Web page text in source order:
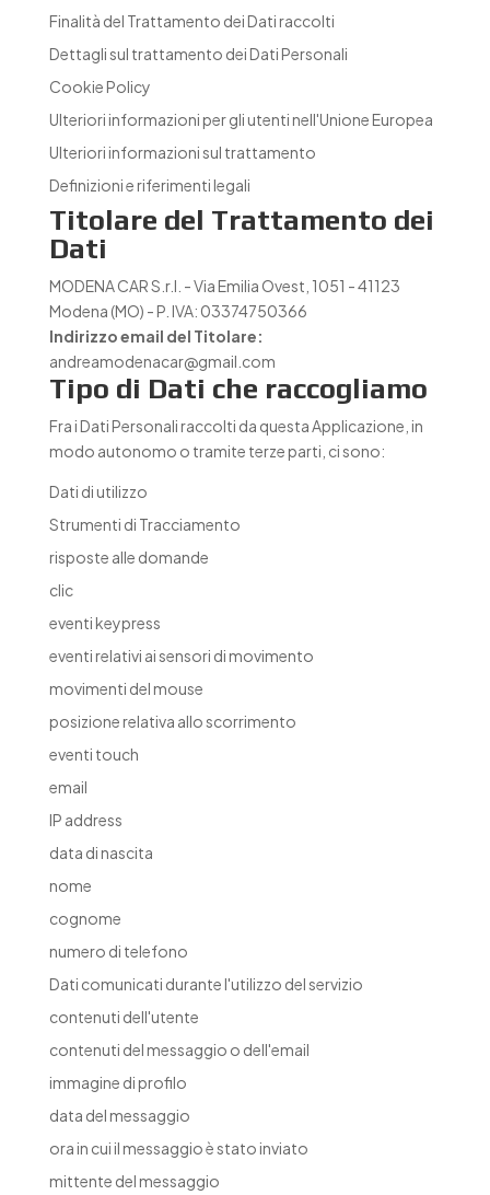
Finalità del Trattamento dei Dati raccolti
Dettagli sul trattamento dei Dati Personali
Cookie Policy
Ulteriori informazioni per gli utenti nell'Unione Europea
Ulteriori informazioni sul trattamento
Definizioni e riferimenti legali
Titolare del Trattamento dei
Dati
MODENA CAR S.r.l. - Via Emilia Ovest, 1051 - 41123
Modena (MO) - P. IVA: 03374750366
Indirizzo email del Titolare:
andreamodenacar@gmail.com
Tipo di Dati che raccogliamo
Fra i Dati Personali raccolti da questa Applicazione, in
modo autonomo o tramite terze parti, ci sono:
Dati di utilizzo
Strumenti di Tracciamento
risposte alle domande
clic
eventi keypress
eventi relativi ai sensori di movimento
movimenti del mouse
posizione relativa allo scorrimento
eventi touch
email
IP address
data di nascita
nome
cognome
numero di telefono
Dati comunicati durante l'utilizzo del servizio
contenuti dell'utente
contenuti del messaggio o dell'email
immagine di profilo
data del messaggio
ora in cui il messaggio è stato inviato
mittente del messaggio